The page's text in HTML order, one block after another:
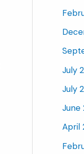
July
July
June
April